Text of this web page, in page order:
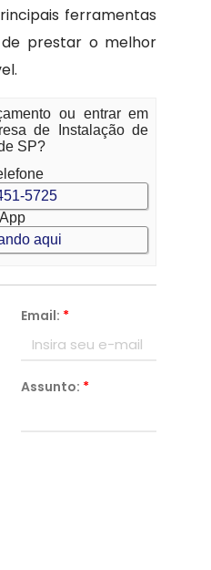
ferramentas
prestar o melhor
ou entrar em
de Instalação de
SP?
5725
aqui
Email: *
Assunto: *